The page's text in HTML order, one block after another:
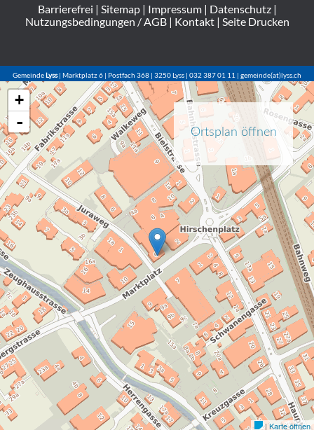
Barrierefrei | Sitemap| Impressum| Datenschutz|
Nutzungsbedingungen / AGB| Kontakt| Seite Drucken
GemeindeLyss| Marktplatz 6 | Postfach 368 | 3250 Lyss | 032 387 01 11 | gemeinde(at)lyss.ch